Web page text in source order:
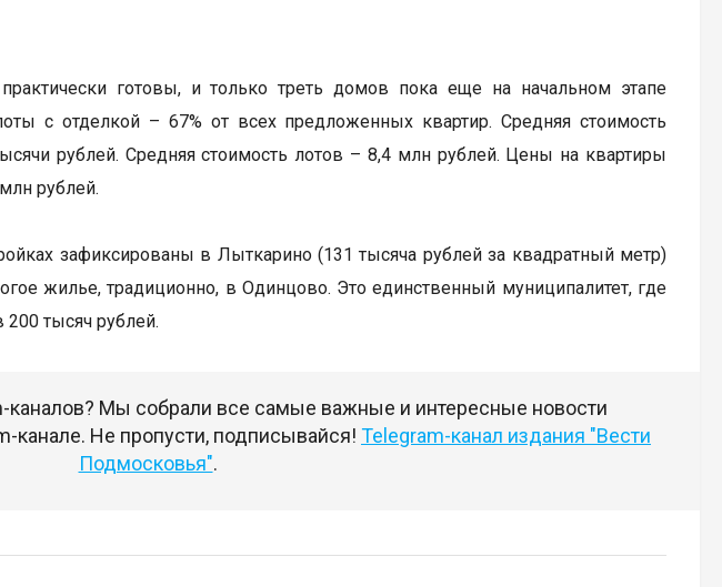
готовы, и только треть домов пока еще на начальном этапе
с отделкой – 67% от всех предложенных квартир. Средняя стоимость
рублей. Средняя стоимость лотов – 8,4 млн рублей. Цены на квартиры
рублей.
зафиксированы в Лыткарино (131 тысяча рублей за квадратный метр)
жилье, традиционно, в Одинцово. Это единственный муниципалитет, где
тысяч рублей.
каналов? Мы собрали все самые важные и интересные новости
канале. Не пропусти, подписывайся! Telegram-канал издания "Вести
Подмосковья".